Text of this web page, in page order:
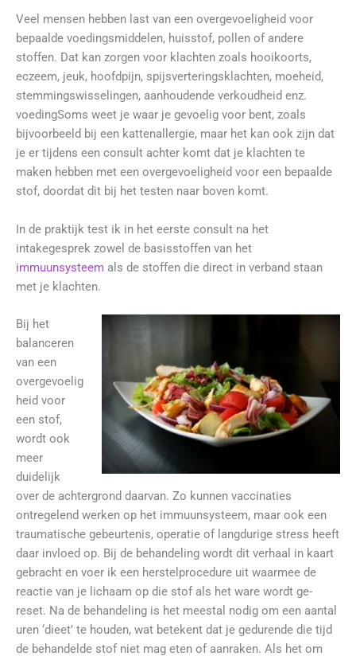
Veel mensen hebben last van een overgevoeligheid voor
bepaalde voedingsmiddelen, huisstof, pollen of andere
stoffen. Dat kan zorgen voor klachten zoals hooikoorts,
eczeem, jeuk, hoofdpijn, spijsverteringsklachten, moeheid,
stemmingswisselingen, aanhoudende verkoudheid enz.
voedingSoms weet je waar je gevoelig voor bent, zoals
bijvoorbeeld bij een kattenallergie, maar het kan ook zijn dat
je er tijdens een consult achter komt dat je klachten te
maken hebben met een overgevoeligheid voor een bepaalde
stof, doordat dit bij het testen naar boven komt.
In de praktijk test ik in het eerste consult na het
intakegesprek zowel de basisstoffen van het
immuunsysteem als de stoffen die direct in verband staan
met je klachten.
Bij het
balanceren
van een
overgevoelig
heid voor
een stof,
wordt ook
meer
duidelijk
over de achtergrond daarvan. Zo kunnen vaccinaties
ontregelend werken op het immuunsysteem, maar ook een
traumatische gebeurtenis, operatie of langdurige stress heeft
daar invloed op. Bij de behandeling wordt dit verhaal in kaart
gebracht en voer ik een herstelprocedure uit waarmee de
reactie van je lichaam op die stof als het ware wordt ge-
reset. Na de behandeling is het meestal nodig om een aantal
uren ‘dieet’ te houden, wat betekent dat je gedurende die tijd
de behandelde stof niet mag eten of aanraken. Als het om